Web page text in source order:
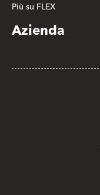
Più su FLEX
Azienda